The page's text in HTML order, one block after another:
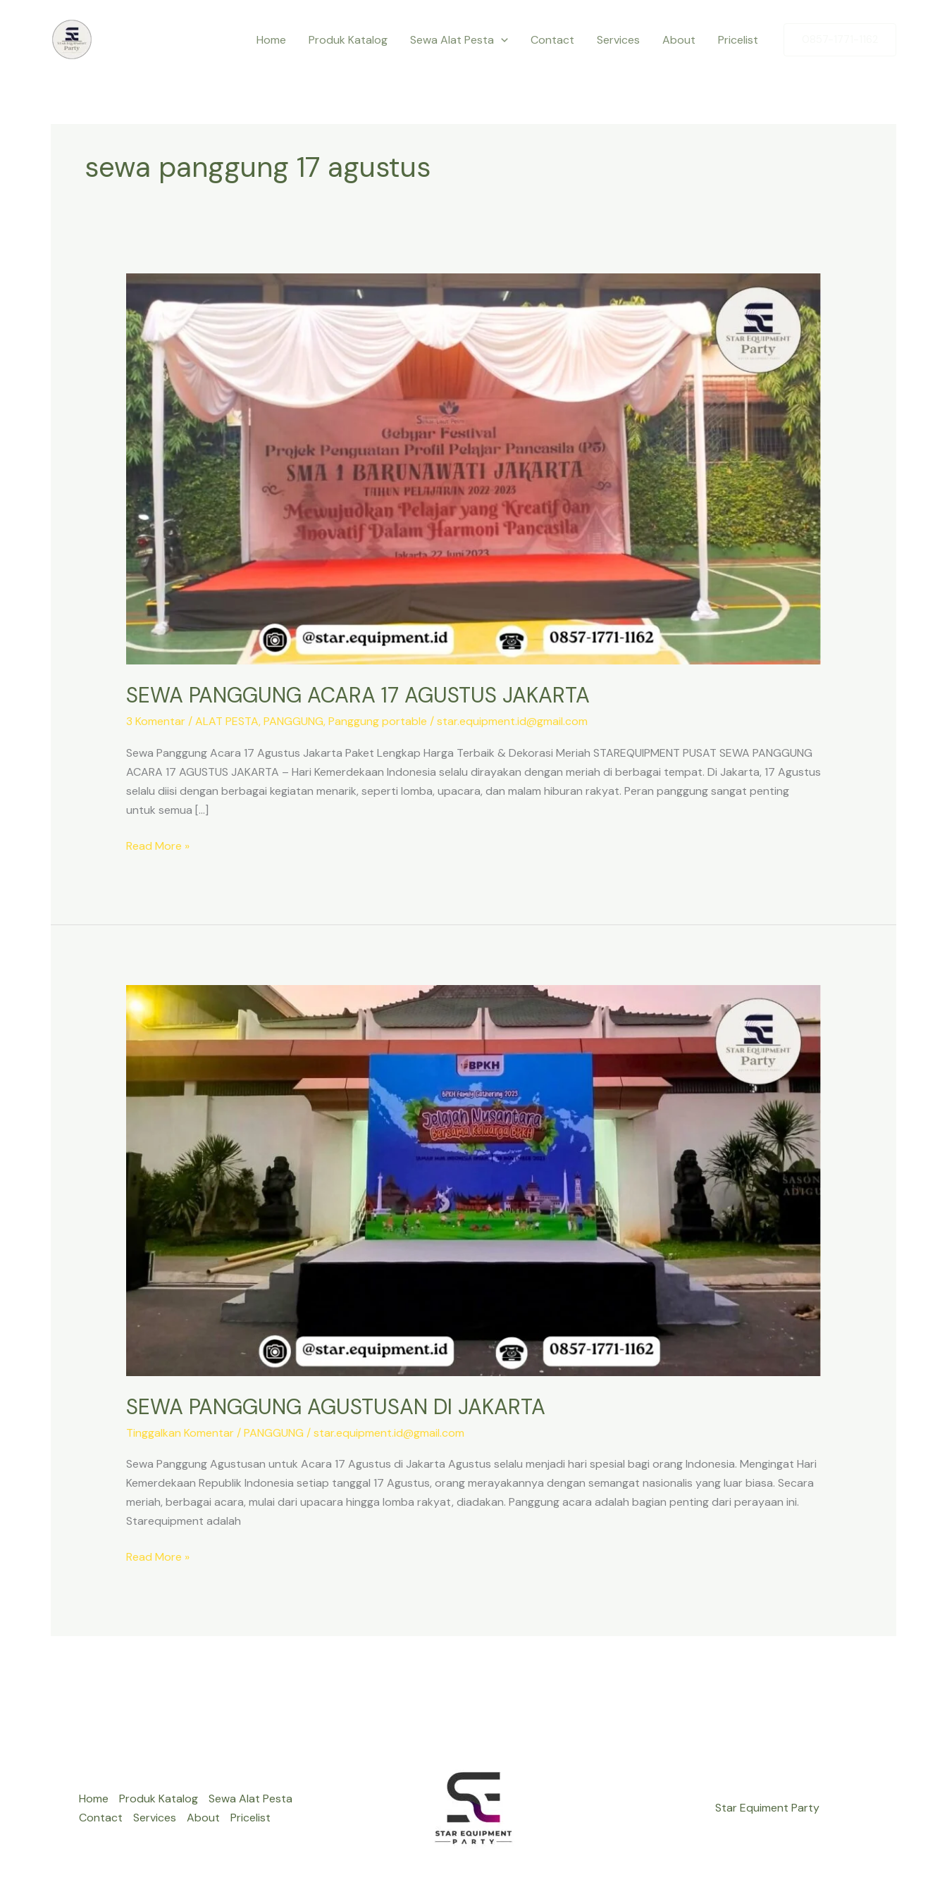
Home Produk Katalog Sewa Alat Pesta Contact Services About Pricelist
sewa panggung 17 agustus
SEWA PANGGUNG ACARA 17 AGUSTUS JAKARTA
3 Komentar /ALAT PESTA,PANGGUNG,Panggung portable /star.equipment.id@gmail.com
Sewa Panggung Acara 17 Agustus Jakarta Paket Lengkap Harga Terbaik & Dekorasi Meriah STAREQUIPMENT PUSAT SEWA PANGGUNG
ACARA 17 AGUSTUS JAKARTA – Hari Kemerdekaan Indonesia selalu dirayakan dengan meriah di berbagai tempat. Di Jakarta, 17 Agustus
selalu diisi dengan berbagai kegiatan menarik, seperti lomba, upacara, dan malam hiburan rakyat. Peran panggung sangat penting
untuk semua […]
SEWA
AGUSTUS
Read More »
SEWA PANGGUNG AGUSTUSAN DI JAKARTA
Tinggalkan Komentar /PANGGUNG /star.equipment.id@gmail.com
Sewa Panggung Agustusan untuk Acara 17 Agustus di Jakarta Agustus selalu menjadi hari spesial bagi orang Indonesia. Mengingat Hari
Kemerdekaan Republik Indonesia setiap tanggal 17 Agustus, orang merayakannya dengan semangat nasionalis yang luar biasa. Secara
meriah, berbagai acara, mulai dari upacara hingga lomba rakyat, diadakan. Panggung acara adalah bagian penting dari perayaan ini.
Starequipment adalah
SEWA
Read More »
Home Produk Katalog
Sewa Alat Pesta
Contact
Services About Pricelist
Star Equiment Party